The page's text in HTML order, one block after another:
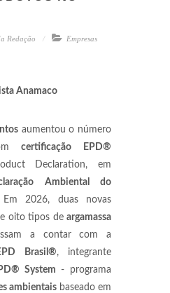
Redação Empresas
Anamaco
aumentou o número
certificação EPD®
Declaration, em
Ambiental do
2026, duas novas
oito tipos deargamassa
a contar com a
Brasil®, integrante
System - programa
ambientais baseado em